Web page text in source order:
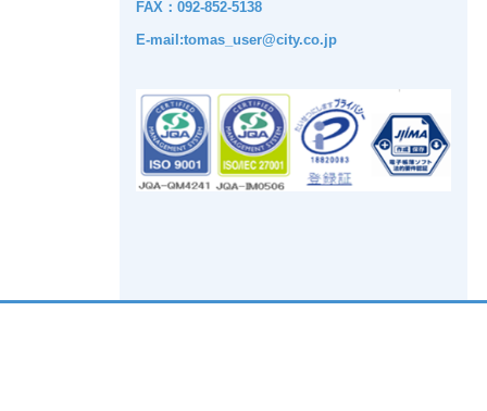
FAX：092-852-5138
E-mail:tomas_user@city.co.jp